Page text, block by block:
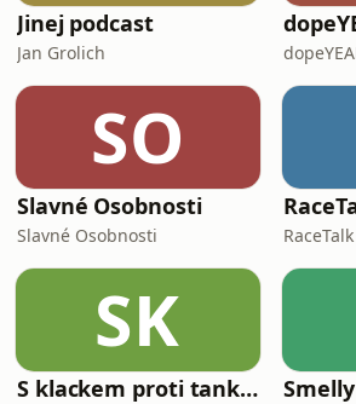
Jinej podcast
Jan Grolich
SO
Slavné Osobnosti
Slavné Osobnosti RaceTalk
SK
S klackem proti tankům